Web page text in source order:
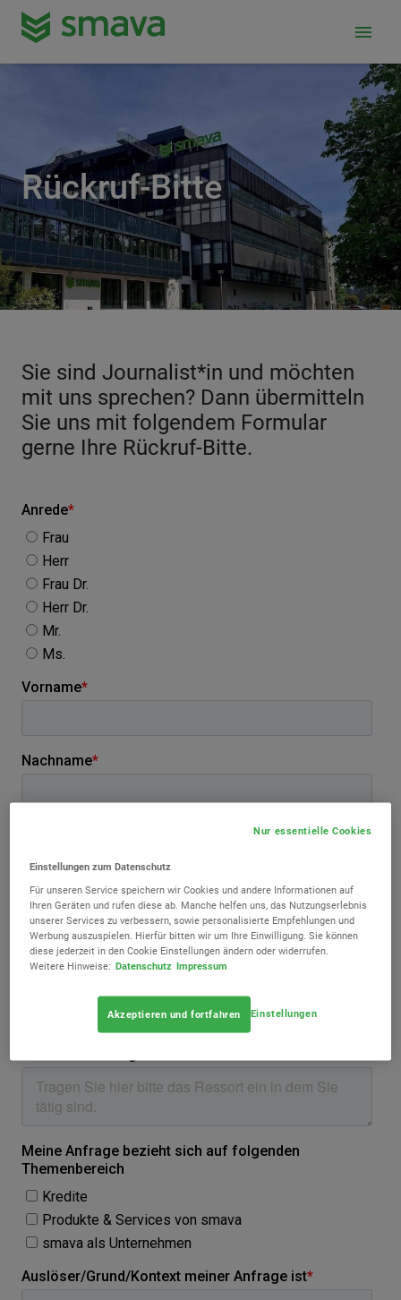
menu
Rückruf-Bitte
Sie sind Journalist*in und möchten
mit uns sprechen? Dann übermitteln
Sie uns mit folgendem Formular
gerne Ihre Rückruf-Bitte.
Einstellungen zum Datenschutz
Für unseren Service speichern wir Cookies und andere Informationen auf
Ihren Geräten und rufen diese ab. Manche helfen uns, das Nutzungserlebnis
unserer Services zu verbessern, sowie personalisierte Empfehlungen und
Werbung auszuspielen. Hierfür bitten wir um Ihre Einwilligung. Sie können
diese jederzeit in den Cookie Einstellungen ändern oder widerrufen.
Weitere Hinweise: Datenschutz Impressum
Einstellungen
Nur essentielle Cookies
Akzeptieren und fortfahren